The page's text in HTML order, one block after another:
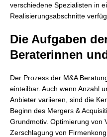
verschiedene Spezialisten in
Realisierungsabschnitte
Die Aufgaben
Beraterinnen
Der Prozess der M&A
einteilbar. Auch wenn Anzahl
Anbieter variieren, sind die
Beginn des Mergers &
Grundmotiv. Optimierung von
Zerschlagung von